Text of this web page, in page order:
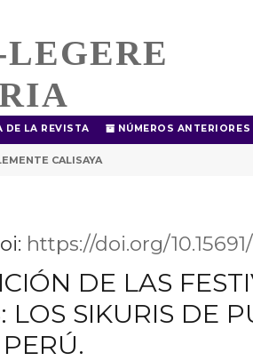
DE LA REVISTA NÚMEROS ANTERIORES
CALISAYA
https://doi.org/
DE LAS
LOS SIKURIS DE